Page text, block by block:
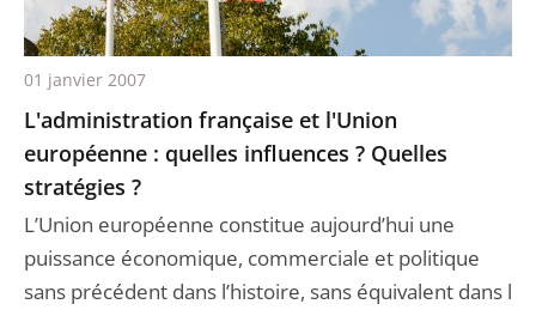
L'administration française et l'Union
européenne : quelles influences ? Quelles
stratégies ?
L’Union européenne constitue aujourd’hui une
puissance économique, commerciale et politique
sans précédent dans l’histoire, sans équivalent dans l
01 janvier 2007